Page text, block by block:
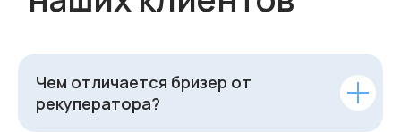
Чем отличается бризер от
рекуператора?